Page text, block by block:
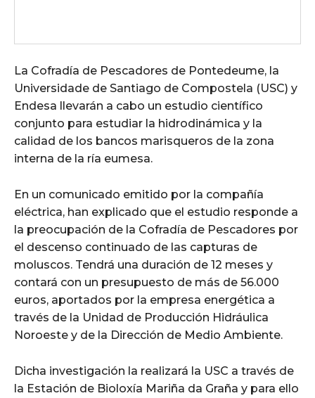
La Cofradía de Pescadores de Pontedeume, la
Universidade de Santiago de Compostela (USC) y
Endesa llevarán a cabo un estudio científico
conjunto para estudiar la hidrodinámica y la
calidad de los bancos marisqueros de la zona
interna de la ría eumesa.
En un comunicado emitido por la compañía
eléctrica, han explicado que el estudio responde a
la preocupación de la Cofradía de Pescadores por
el descenso continuado de las capturas de
moluscos. Tendrá una duración de 12 meses y
contará con un presupuesto de más de 56.000
euros, aportados por la empresa energética a
través de la Unidad de Producción Hidráulica
Noroeste y de la Dirección de Medio Ambiente.
Dicha investigación la realizará la USC a través de
la Estación de Bioloxía Mariña da Graña y para ello